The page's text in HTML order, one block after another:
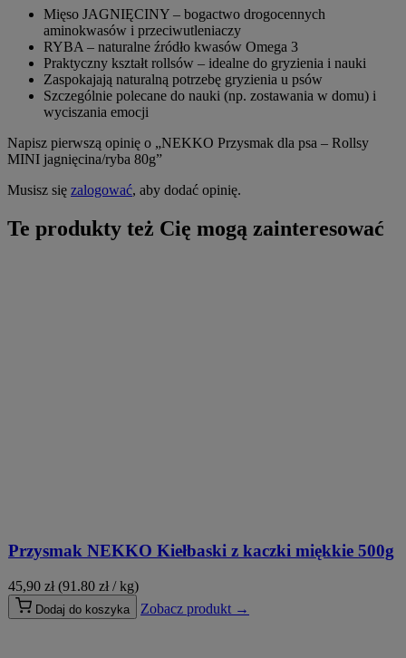
Mięso JAGNIĘCINY – bogactwo drogocennych
aminokwasów i przeciwutleniaczy
RYBA – naturalne źródło kwasów Omega 3
Praktyczny kształt rollsów – idealne do gryzienia i nauki
Zaspokajają naturalną potrzebę gryzienia u psów
Szczególnie polecane do nauki (np. zostawania w domu) i
wyciszania emocji
Napisz pierwszą opinię o „NEKKO Przysmak dla psa – Rollsy
MINI jagnięcina/ryba 80g”
Musisz się zalogować, aby dodać opinię.
Te produkty też Cię mogą zainteresować
Przysmak NEKKO Kiełbaski z kaczki miękkie 500g
45,90 zł (91.80 zł / kg)
Dodaj do koszyka Zobacz produkt →